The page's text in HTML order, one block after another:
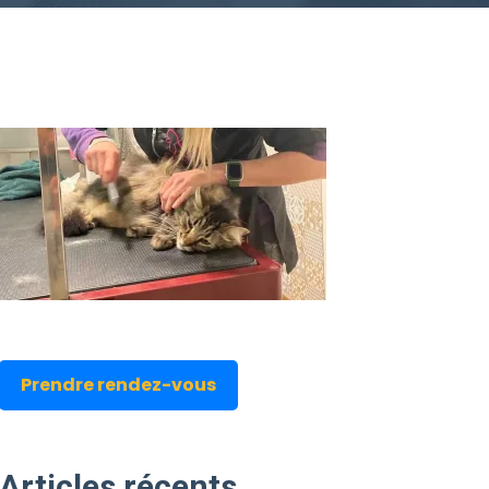
Prendre rendez-vous